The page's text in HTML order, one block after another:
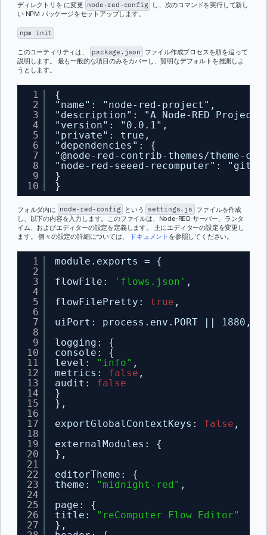
ディレクトリを に変更 node-red-config
し、次のコマンドを実行して新し
い NPM パッケージをセットアップします。
npm init
このユーティリティは、 package.json
ファイル作成プロセスを順を追って
説明します。 最も一般的な項目のみをカバーし、賢明なデフォルトを推測しよ
うとします。
1
2
3
4
5
6
7
8
9
10
{
"name": "node-red-project",
"description": "A Node-RED
"version": "0.0.1",
"private": true,
"dependencies": {
"@node-red-contrib-themes/theme-
"node-red-seeed-recomputer": "git+
}
}
フォルダ内に node-red-config という settings.js ファイルを作成
し、以下の内容を入力します。このファイルは、Node-RED サーバー、ランタ
イム、およびエディターの設定を定義します。 主にエディターの設定を変更し
ます。 個々の設定の詳細については、
ドキュメント を参照してください。
1
2
3
4
5
6
7
8
9
10
11
12
13
14
15
16
17
18
19
20
21
22
23
24
25
26
27
module.exports = {
flowFile:
'flows.json' ,
flowFilePretty: true ,
uiPort: process.env.PORT || 1880,
logging: {
console: {
level:
"info" ,
metrics: false ,
audit: false
}
},
exportGlobalContextKeys: false ,
externalModules: {
},
editorTheme: {
theme:
"midnight-red" ,
page: {
title:
"reComputer Flow Editor"
},